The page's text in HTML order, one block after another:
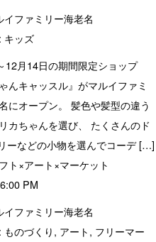
イファミリー海老名
キッズ
12月14日の期間限定ショップ
んキャッスル』がマルイファミ
にオープン。 髪色や髪型の違う
カちゃんを選び、 たくさんのド
ーなどの小物を選んでコーデ […]
ト×アート×マーケット
PM
イファミリー海老名
ものづくり, アート, フリーマー